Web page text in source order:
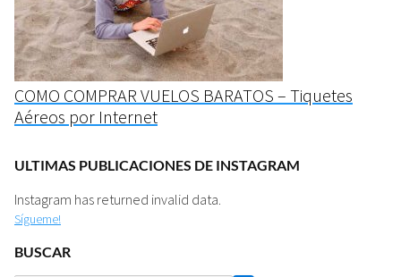
COMO COMPRAR VUELOS BARATOS – Tiquetes
Aéreos por Internet
ULTIMAS PUBLICACIONES DE INSTAGRAM
Instagram has returned invalid data.
Sígueme!
BUSCAR